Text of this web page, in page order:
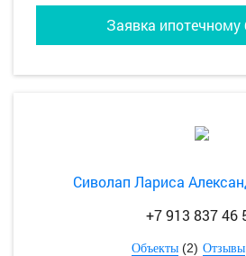
Заявка ипотечному
Сиволап Лариса
+7 913 837 46
Объекты (2) Отзывы